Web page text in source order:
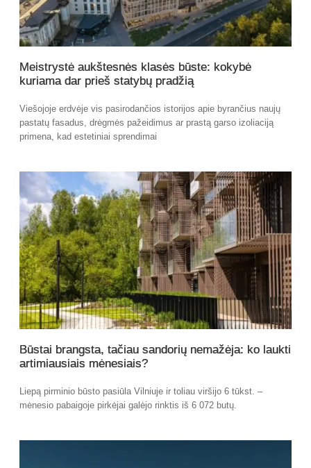
Meistrystė aukštesnės klasės būste: kokybė
kuriama dar prieš statybų pradžią
Viešojoje erdvėje vis pasirodančios istorijos apie byrančius naujų
pastatų fasadus, drėgmės pažeidimus ar prastą garso izoliaciją
primena, kad estetiniai sprendimai
Būstai brangsta, tačiau sandorių nemažėja: ko laukti
artimiausiais mėnesiais?
Liepą pirminio būsto pasiūla Vilniuje ir toliau viršijo 6 tūkst. –
mėnesio pabaigoje pirkėjai galėjo rinktis iš 6 072 butų.